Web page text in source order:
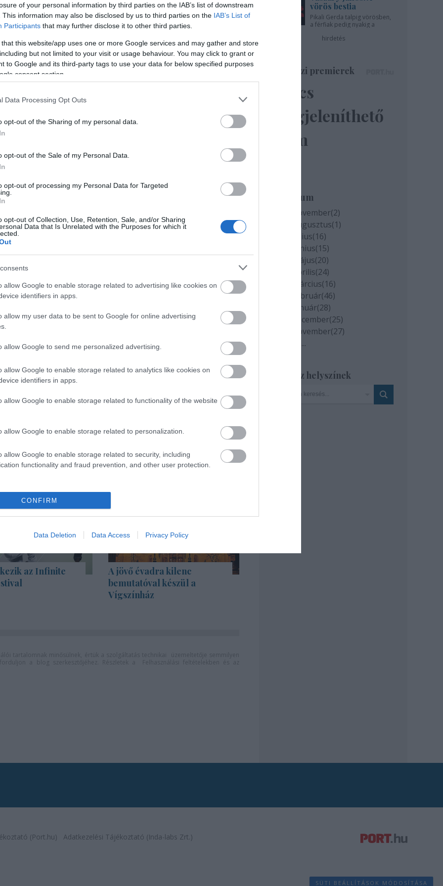
of your personal information by third parties on the IAB’s list of downstream
This information may also be disclosed by us to third parties on the IAB’s List of
Participants that may further disclose it to other third parties.
that this website/app uses one or more Google services and may gather and store
but not limited to your visit or usage behaviour. You may click to grant or
to Google and its third-party tags to use your data for below specified purposes
consent section.
Data Processing Opt Outs
opt-out of the Sharing of my personal data.
opt-out of the Sale of my Personal Data.
opt-out of processing my Personal Data for Targeted
opt-out of Collection, Use, Retention, Sale, and/or Sharing
Data that Is Unrelated with the Purposes for which it
allow Google to enable storage related to advertising like cookies on
identifiers in apps.
allow my user data to be sent to Google for online advertising
allow Google to send me personalized advertising.
allow Google to enable storage related to analytics like cookies on
identifiers in apps.
allow Google to enable storage related to functionality of the website
allow Google to enable storage related to personalization.
allow Google to enable storage related to security, including
functionality and fraud prevention, and other user protection.
CONFIRM
Data Deletion Data Access Privacy Policy
spoletói, pozsonyi, zágrábi, szentpétervári és római
találkozhatnak Kocsis Zoltánnal, Rost Andreával,
Györgyivel is.
érdeklődéssel kísért operafesztivál rövid idő alatt
Miskolci Nemzeti Színház épületét, számos
helyszíneken - múzeumokban, templomokban -
rendeznek többek között a diósgyőri és a
és az aggteleki cseppkőbarlangban is. Az idén új
aulája, ahol négy koncert is lesz. A tizenöt napon át
operadíszleteket állítanak fel, a főutcán és a
rendezték meg 2001-ben, hogy a város Kelet-
A fesztivál évről évre egyre nagyobb közönséget
váltottak belépőt a programokra, a második évben a
nőtt. Tavaly több mint kilencvenezer látogató
színpadon tartott művei mellett minden évben
Mozart és Csajkovszkij művei után az idén a
irányzat zeneműveiből, három XIX. századi olasz
rendezvénysorozat egyik kuriózumának A sevillai
öt különböző feldolgozásban mutatnak be idén
lesz ária, duett, kamarazene, a választékot pedig
gitárvirtuóz, Al di Meola fellépései színesítik.
az Infinite
A jövő évadra kilenc
bemutatóval készül a
Vígszínház
vörös bestia
Pikali Gerda talpig vörösben,
a férfiak pedig nyakig a
hirdetés
Színházi premierek
Nincs
megjeleníthető
elem
Archívum
2020 november(2)
2020 augusztus(1)
2020 július(16)
2020 június(15)
2020 május(20)
2020 április(24)
2020 március(16)
2020 február(46)
2020 január(28)
2019 december(25)
2019 november(27)
...
Szinház helyszínek
(Port.hu) Adatkezelési Tájékoztató (Inda-labs Zrt.)
SÜTI BEÁLLÍTÁSOK MÓDOSÍTÁSA